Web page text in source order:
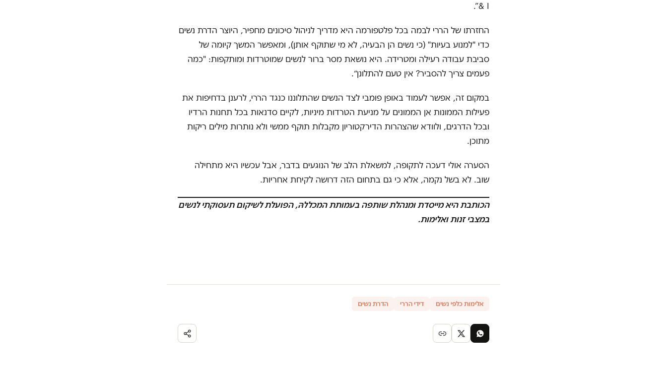
& I”.
החזרתו של הררי לבמה בכל פלטפורמה היא מדריך לניהול סיכונים מחפיר, היוצר הדרת נשים
כדי "למנוע בעיות" (כי נשים הן הבעיה, לא מי שתוקף אותן), ומאפשר המשך קיומה של
סביבת עבודה רעילה ומטרידה. היא נושאת מסר ברור לנשים שמוטרדות ומותקפות: "כמה
פעמים צריך להסביר? אין טעם להתלונן״.
במקום זה, אפשר לעמוד באופן פומבי לצד הנשים שהתלוננו כנגד הררי, לרענן בדחיפות את
פעילות הממונות אן הממונים על מניעת הטרדות מיניות, לקיים סדנאות בכל תחנות הרדיו
ובכל הדרגים, ולוודא שהצהרות הדירקטוריון מקבלות תוקף ממשי ולא נותרות מילים ריקות
מתוכן.
הסערה אולי דעכה לתקופה, למשאלת הלב של הנוגעים בדבר, אבל עכשיו היא מתחילה
שוב. לא בשל נקמה, אלא כי גם בתחום הזה דרושה לקיחת אחריות.
הכותבת היא מייסדת ומנהלת שותפה בעמותת המכללהּ, הפועלת לשיקום תעסוקתי לנשים
במצבי זנות ואלימות.
אלימות כלפי נשים דידי הררי הדרת נשים